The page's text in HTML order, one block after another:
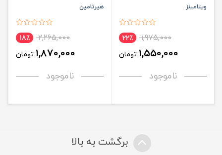
ویتامینز
1,975,000 22٪
1,550,000 تومان
ناموجود
هیرتامین
2,265,000 18٪
1,870,000 تومان
ناموجود
برگشت به بالا